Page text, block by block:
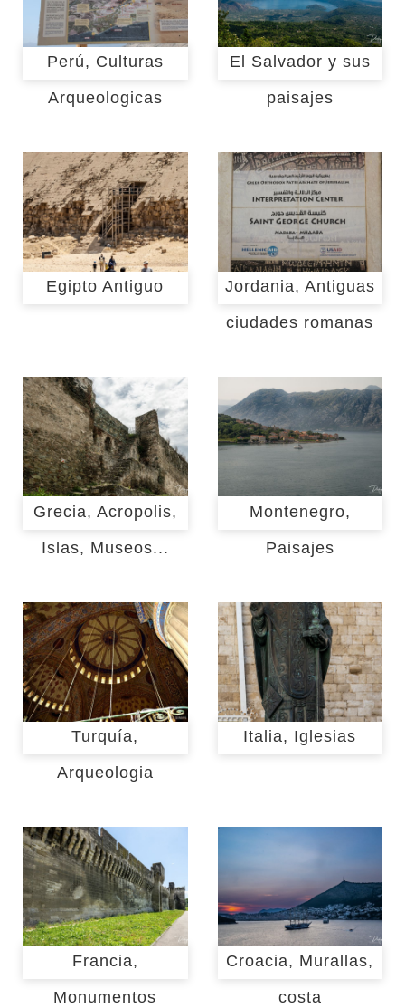
Perú, Culturas
Arqueologicas
El Salvador y sus
paisajes
Egipto Antiguo
Jordania, Antiguas
ciudades romanas
Grecia, Acropolis,
Islas, Museos...
Montenegro,
Paisajes
Turquía,
Arqueologia
Italia, Iglesias
Francia,
Monumentos
Croacia, Murallas,
costa